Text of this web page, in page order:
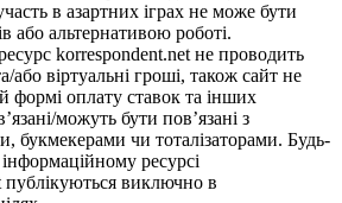
в азартних іграх не може бути
або альтернативою роботі.
korrespondent.net не проводить
або віртуальні гроші, також сайт не
формі оплату ставок та інших
можуть бути пов’язані з
букмекерами чи тоталізаторами. Будь-
ресурсі
публікуються виключно в